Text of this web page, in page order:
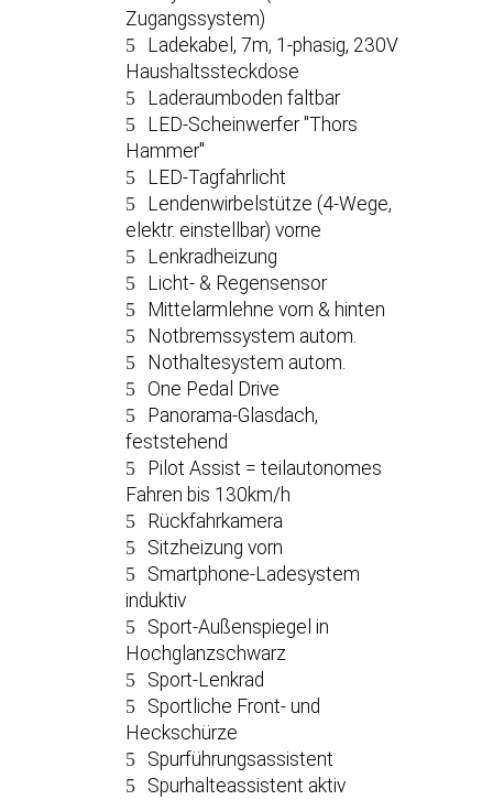
Zugangssystem)
Ladekabel, 7m, 1-phasig, 230V
Haushaltssteckdose
Laderaumboden faltbar
LED-Scheinwerfer ''Thors
Hammer''
LED-Tagfahrlicht
Lendenwirbelstütze (4-Wege,
elektr. einstellbar) vorne
Lenkradheizung
Licht- & Regensensor
Mittelarmlehne vorn & hinten
Notbremssystem autom.
Nothaltesystem autom.
One Pedal Drive
Panorama-Glasdach,
feststehend
Pilot Assist = teilautonomes
Fahren bis 130km/h
Rückfahrkamera
Sitzheizung vorn
Smartphone-Ladesystem
induktiv
Sport-Außenspiegel in
Hochglanzschwarz
Sport-Lenkrad
Sportliche Front- und
Heckschürze
Spurführungsassistent
Spurhalteassistent aktiv